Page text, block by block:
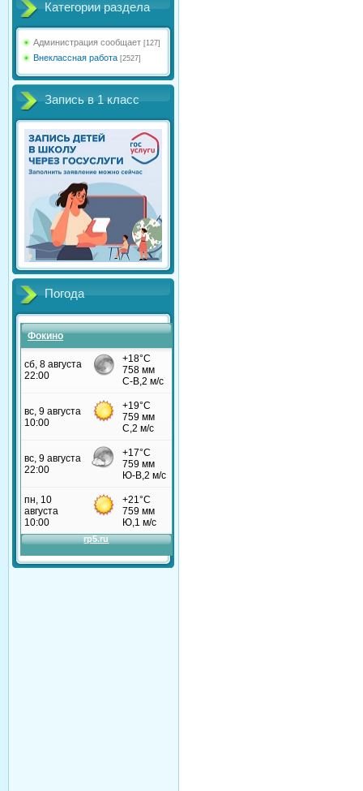
Категории раздела
Администрация сообщает [127]
Внеклассная работа [2527]
Запись в 1 класс
Погода
Фокино